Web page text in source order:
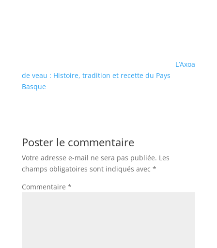
L’Axoa
de veau : Histoire, tradition et recette du Pays
Basque
Poster le commentaire
Votre adresse e-mail ne sera pas publiée. Les
champs obligatoires sont indiqués avec *
Commentaire *